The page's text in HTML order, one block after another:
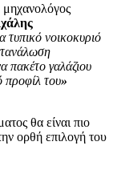
μηχανολόγος
τυπικό νοικοκυριό
πακέτο γαλάζιου
προφίλ του»
θα είναι πιο
ορθή επιλογή του